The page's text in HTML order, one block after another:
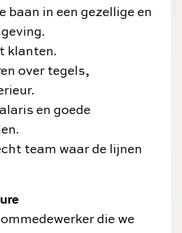
baan in een gezellige en
klanten.
over tegels,
en goede
team waar de lijnen
die we